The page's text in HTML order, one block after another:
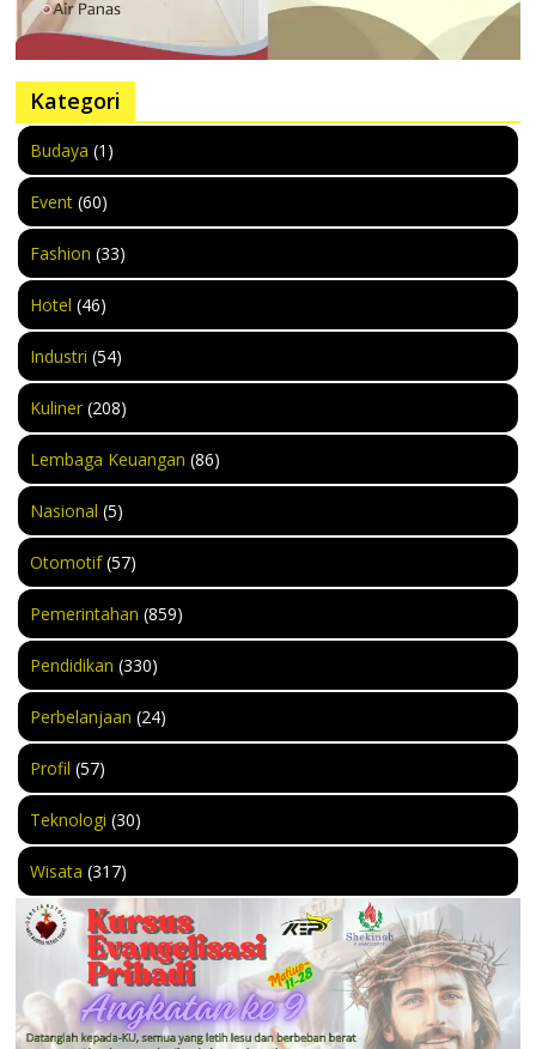
Kategori
Budaya (1)
Event (60)
Fashion (33)
Hotel (46)
Industri (54)
Kuliner (208)
Lembaga Keuangan (86)
Nasional (5)
Otomotif(57)
Pemerintahan (859)
Pendidikan (330)
Perbelanjaan (24)
Profil (57)
Teknologi (30)
Wisata (317)